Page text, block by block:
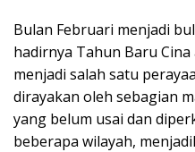
Bulan Februari menjadi
hadirnya Tahun Baru
menjadi salah satu
dirayakan oleh sebagian
yang belum usai dan
beberapa wilayah,